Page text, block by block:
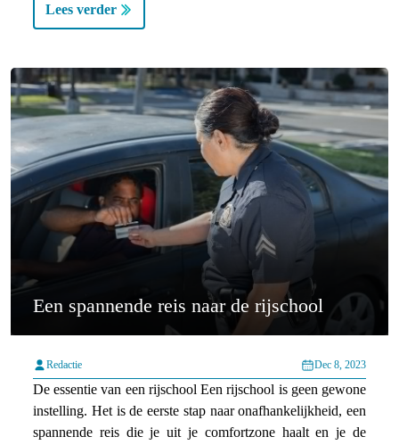
Lees verder
Een spannende reis naar de rijschool
Redactie Dec 8, 2023
De essentie van een rijschool Een rijschool is geen gewone
instelling. Het is de eerste stap naar onafhankelijkheid, een
spannende reis die je uit je comfortzone haalt en je de